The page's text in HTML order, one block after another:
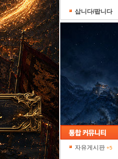
삽니다/팝니다
자유게시판 +5